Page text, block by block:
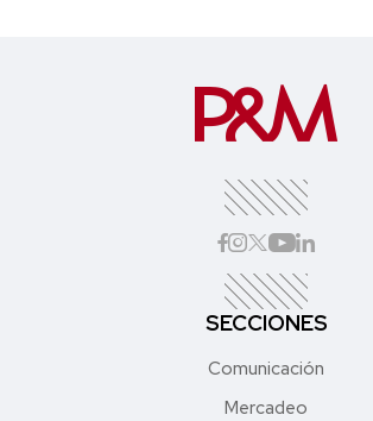
SECCIONES
Comunicación
Mercadeo